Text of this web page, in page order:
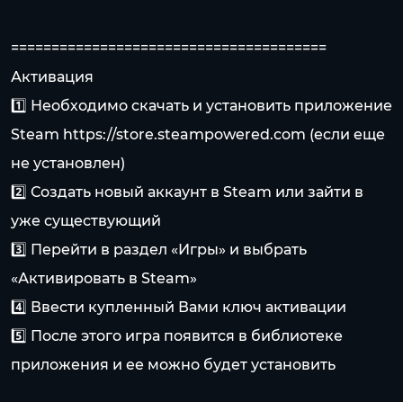
=======================================
Активация
1️⃣ Необходимо скачать и установить приложение
Steam https://store.steampowered.com (если еще
не установлен)
2️⃣ Создать новый аккаунт в Steam или зайти в
уже существующий
3️⃣ Перейти в раздел «Игры» и выбрать
«Активировать в Steam»
4️⃣ Ввести купленный Вами ключ активации
5️⃣ После этого игра появится в библиотеке
приложения и ее можно будет установить